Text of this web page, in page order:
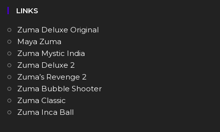
LINKS
Zuma Deluxe Original
Maya Zuma
Zuma Mystic India
Zuma Deluxe 2
Zuma’s Revenge 2
Zuma Bubble Shooter
Zuma Classic
Zuma Inca Ball